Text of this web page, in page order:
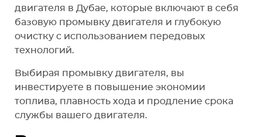
двигателя в Дубае, которые включают в себя
базовую промывку двигателя и глубокую
очистку с использованием передовых
технологий.
Выбирая промывку двигателя, вы
инвестируете в повышение экономии
топлива, плавность хода и продление срока
службы вашего двигателя.